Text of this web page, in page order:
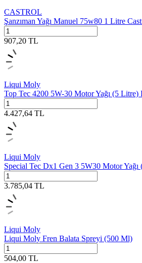
CASTROL
Şanzıman Yağı Manuel 75w80 1 Litre
907,20 TL
Liqui Moly
Top Tec 4200 5W-30 Motor Yağı (5
4.427,64 TL
Liqui Moly
Special Tec Dx1 Gen 3 5W30 Motor
3.785,04 TL
Liqui Moly
Liqui Moly Fren Balata Spreyi (500 Ml)
504,00 TL